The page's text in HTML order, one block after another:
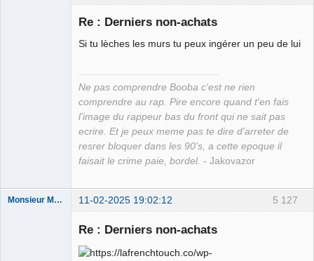
Re : Derniers non-achats
Si tu lèches les murs tu peux ingérer un peu de lui
Ne pas comprendre Booba c'est ne rien
comprendre au rap. Pire encore quand t'en fais
l'image du rappeur bas du front qui ne sait pas
ecrire. Et je peux meme pas te dire d'arreter de
resrer bloquer dans les 90's, a cette epoque il
faisait le crime paie, bordel. - Jakovazor
5 127
Monsieur Maurice 11-02-2025 19:02:12
Re : Derniers non-achats